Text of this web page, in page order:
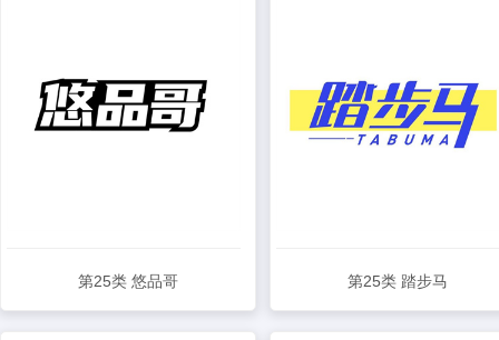
第25类 悠品哥 第25类 踏步马